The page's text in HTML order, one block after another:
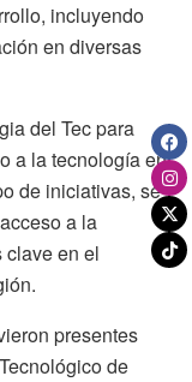
incluyendo
en diversas
del Tec para
a la tecnología en
de iniciativas, se
a la
clave en el
presentes
de